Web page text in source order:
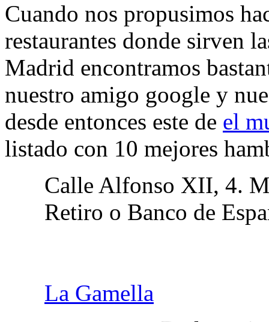
Cuando nos propusimos
restaurantes donde sirven
Madrid encontramos
nuestro amigo google y
desde entonces este de el
listado con 10 mejores
Calle Alfonso XII, 4.
Retiro o Banco de
La Gamella